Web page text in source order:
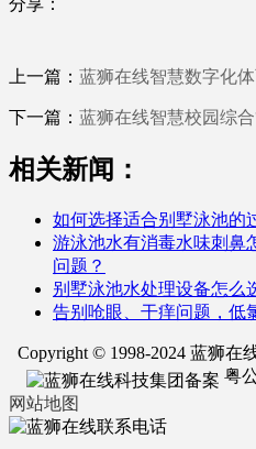
上一篇： 蓝狮在线智慧数字化
下一篇： 蓝狮在线智慧校园综
相关新闻：
如何选择适合别墅泳池的
游泳池水有消毒水味刺鼻
问题？
别墅泳池水处理设备怎么
告别呛眼、干痒问题，低
Copyright © 1998-2024 蓝狮
粤
网站地图